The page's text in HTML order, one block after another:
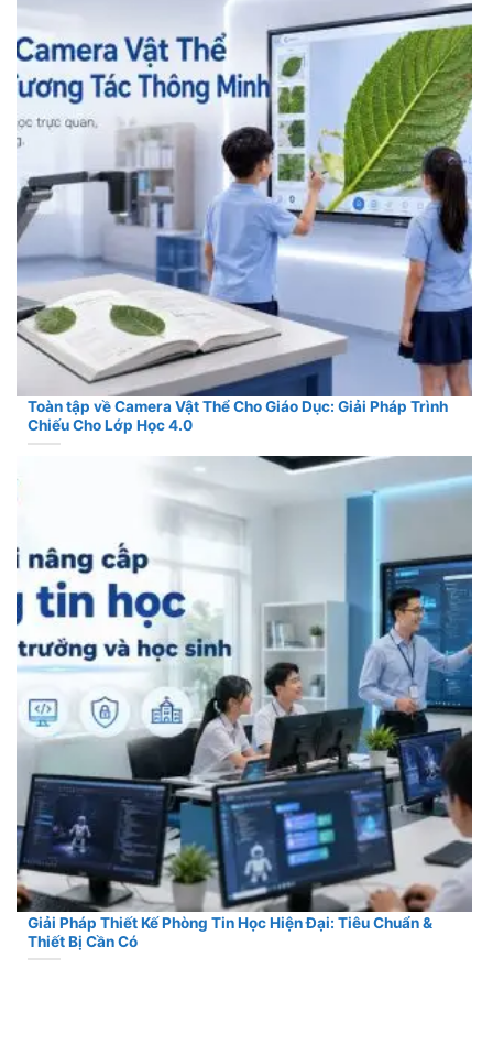
Toàn tập về Camera Vật Thể Cho Giáo Dục: Giải Pháp Trình
Chiếu Cho Lớp Học 4.0
Giải Pháp Thiết Kế Phòng Tin Học Hiện Đại: Tiêu Chuẩn &
Thiết Bị Cần Có